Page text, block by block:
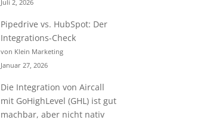
Juli 2, 2026
Pipedrive vs. HubSpot: Der
Integrations-Check
von Klein Marketing
Januar 27, 2026
Die Integration von Aircall
mit GoHighLevel (GHL) ist gut
machbar, aber nicht nativ